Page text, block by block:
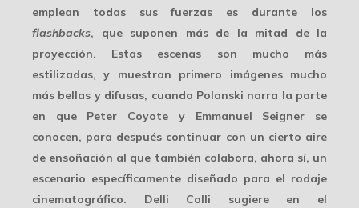
emplean todas sus fuerzas es durante los
flashbacks, que suponen más de la mitad de la
proyección. Estas escenas son mucho más
estilizadas, y muestran primero imágenes mucho
más bellas y difusas, cuando Polanski narra la parte
en que Peter Coyote y Emmanuel Seigner se
conocen, para después continuar con un cierto aire
de ensoñación al que también colabora, ahora sí, un
escenario específicamente diseñado para el rodaje
cinematográfico. Delli Colli sugiere en el